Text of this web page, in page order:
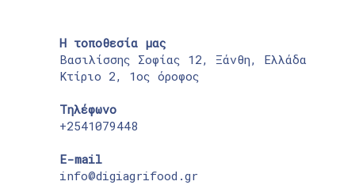
Η τοποθεσία μας
Βασιλίσσης Σοφίας 12, Ξάνθη, Ελλάδα
Κτίριο 2, 1ος όροφος
Τηλέφωνο
+2541079448
E-mail
info@digiagrifood.gr